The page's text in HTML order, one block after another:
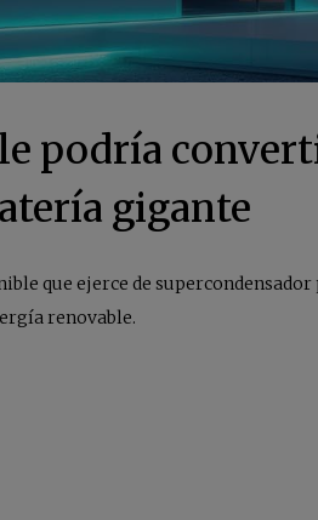
podría
gigante
que ejerce de
renovable.